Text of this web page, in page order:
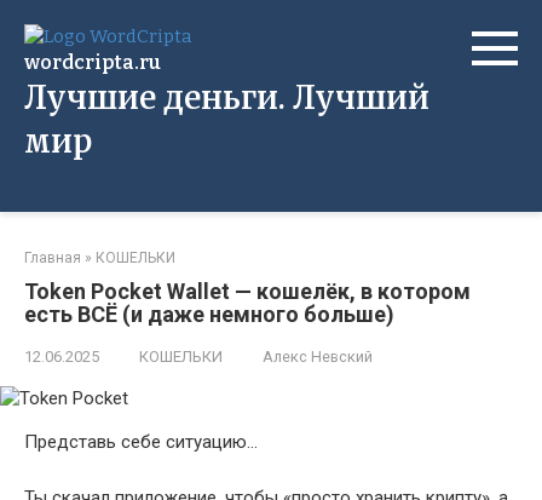
контенту
wordcripta.ru
Лучшие деньги. Лучший
мир
Главная » КОШЕЛЬКИ
Token Pocket Wallet — кошелёк, в котором
есть ВСЁ (и даже немного больше)
12.06.2025 КОШЕЛЬКИ Алекс Невский
Представь себе ситуацию…